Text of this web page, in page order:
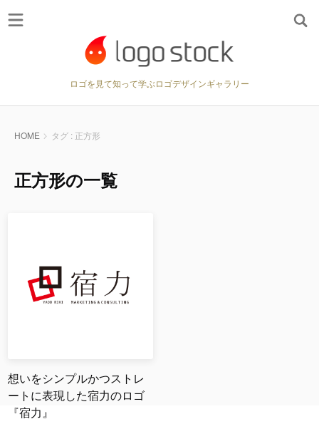
ロゴを見て知って学ぶロゴデザインギャラリー
HOME タグ : 正方形
正方形の一覧
想いをシンプルかつストレ
ートに表現した宿力のロゴ
『宿力』